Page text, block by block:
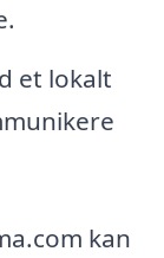
et lokalt
kan